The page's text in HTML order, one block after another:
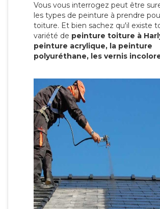
Vous vous interrogez peut être
les types de peinture à prendre
toiture. Et bien sachez qu'il existe
variété de peinture toiture à
peinture acrylique, la peinture
polyuréthane, les vernis